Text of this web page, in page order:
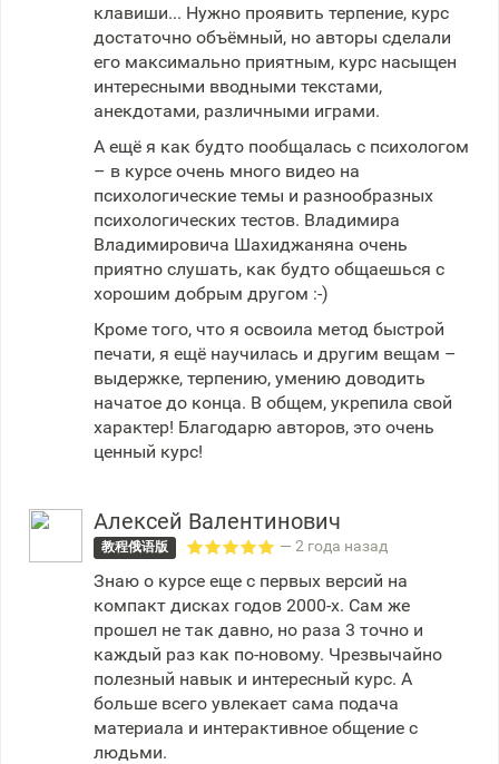
клавиши... Нужно проявить терпение, курс
достаточно объёмный, но авторы сделали
его максимально приятным, курс насыщен
интересными вводными текстами,
анекдотами, различными играми.
А ещё я как будто пообщалась с психологом
– в курсе очень много видео на
психологические темы и разнообразных
психологических тестов. Владимира
Владимировича Шахиджаняна очень
приятно слушать, как будто общаешься с
хорошим добрым другом :-)
Кроме того, что я освоила метод быстрой
печати, я ещё научилась и другим вещам –
выдержке, терпению, умению доводить
начатое до конца. В общем, укрепила свой
характер! Благодарю авторов, это очень
ценный курс!
Алексей Валентинович
教程俄语版 — 2 года назад
Знаю о курсе еще с первых версий на
компакт дисках годов 2000-х. Сам же
прошел не так давно, но раза 3 точно и
каждый раз как по-новому. Чрезвычайно
полезный навык и интересный курс. А
больше всего увлекает сама подача
материала и интерактивное общение с
людьми.